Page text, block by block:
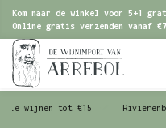
Kom naar de winkel voor 5+1
Online gratis verzenden vanaf
wijnen tot €15